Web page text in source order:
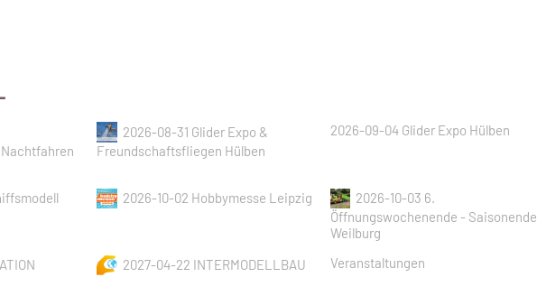
2026-08-31 Glider Expo &
Freundschaftsfliegen Hülben
2026-09-04 Glider Expo Hülben
2026-10-02 Hobbymesse Leipzig
2026-10-03 6.
Öffnungswochenende - Saisonende
Weilburg
2027-04-22 INTERMODELLBAU Veranstaltungen